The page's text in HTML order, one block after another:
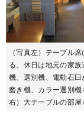
（写真左）テーブル
る。休日は地元の家
機、選別機、電動石臼
磨き機、カラー選別
右）大テーブルの部屋